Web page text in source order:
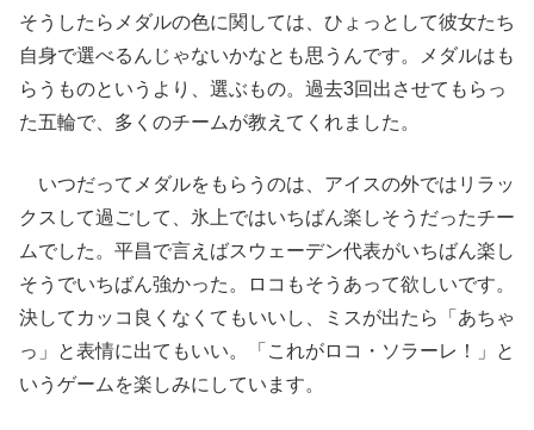
そうしたらメダルの色に関しては、ひょっとして彼女たち
自身で選べるんじゃないかなとも思うんです。メダルはも
らうものというより、選ぶもの。過去3回出させてもらっ
た五輪で、多くのチームが教えてくれました。
いつだってメダルをもらうのは、アイスの外ではリラッ
クスして過ごして、氷上ではいちばん楽しそうだったチー
ムでした。平昌で言えばスウェーデン代表がいちばん楽し
そうでいちばん強かった。ロコもそうあって欲しいです。
決してカッコ良くなくてもいいし、ミスが出たら「あちゃ
っ」と表情に出てもいい。「これがロコ・ソラーレ！」と
いうゲームを楽しみにしています。